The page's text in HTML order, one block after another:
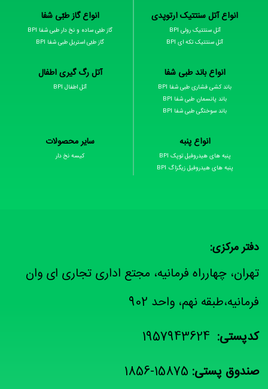
انواع آتل سنتتیک ارتوپدی
آتل سنتتیک رولی BPI
آتل سنتتیک تکه ای BPI
انواع گاز طبّی شفا
گاز طبّی ساده و نخ دار طبی شفا BPI
گاز طبّی استریل طبی شفا BPI
انواع باند طبی شفا
باند کشی فشاری طبی شفا BPI
باند پانسمان طبی شفا BPI
باند سوختگی طبی شفا BPI
آتل رگ گیری اطفال
آتل اطفال BPI
انواع پنبه
پنبه های هیدروفیل توپک BPI
پنبه های هیدروفیل زیگزاگ BPI
سایر محصولات
کیسه نخ دار
دفتر مرکزی:
تهران، چهارراه فرمانیه، مجتع اداری تجاری ای وان
فرمانیه،طبقه نهم، واحد 902
کدپستی: 1957943624
صندوق پستی: